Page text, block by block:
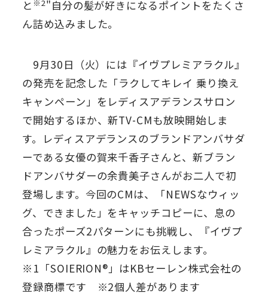
と ※2"自分の髪が好きになるポイントをたくさ
ん詰め込みました。
9月30日（火）には『イヴプレミアラクル』
の発売を記念した「ラクしてキレイ 乗り換え
キャンペーン」をレディスアデランスサロン
で開始するほか、新TV-CMも放映開始しま
す。レディスアデランスのブランドアンバサダ
ーである女優の賀来千香子さんと、新ブラン
ドアンバサダーの余貴美子さんがお二人で初
登場します。今回のCMは、「NEWSなウィッ
グ、できました」をキャッチコピーに、息の
合ったポーズ2パターンにも挑戦し、『イヴプ
レミアラクル』の魅力をお伝えします。
※1「SOIERION®」はKBセーレン株式会社の
登録商標です ※2個人差があります